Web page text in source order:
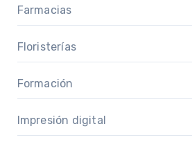
Farmacias
Floristerías
Formación
Impresión digital